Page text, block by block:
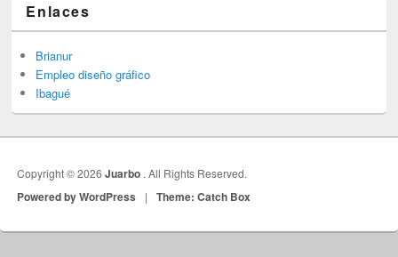
Enlaces
Brianur
Empleo diseño gráfico
Ibagué
Copyright © 2026Juarbo . All Rights Reserved.
Powered by WordPress | Theme: Catch Box